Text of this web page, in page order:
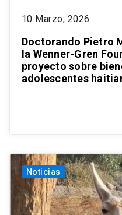
10 Marzo, 2026
Doctorando Pietro
la Wenner-Gren
proyecto sobre
adolescentes
Noticias